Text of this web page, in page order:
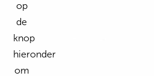
op
de
knop
hieronder
om